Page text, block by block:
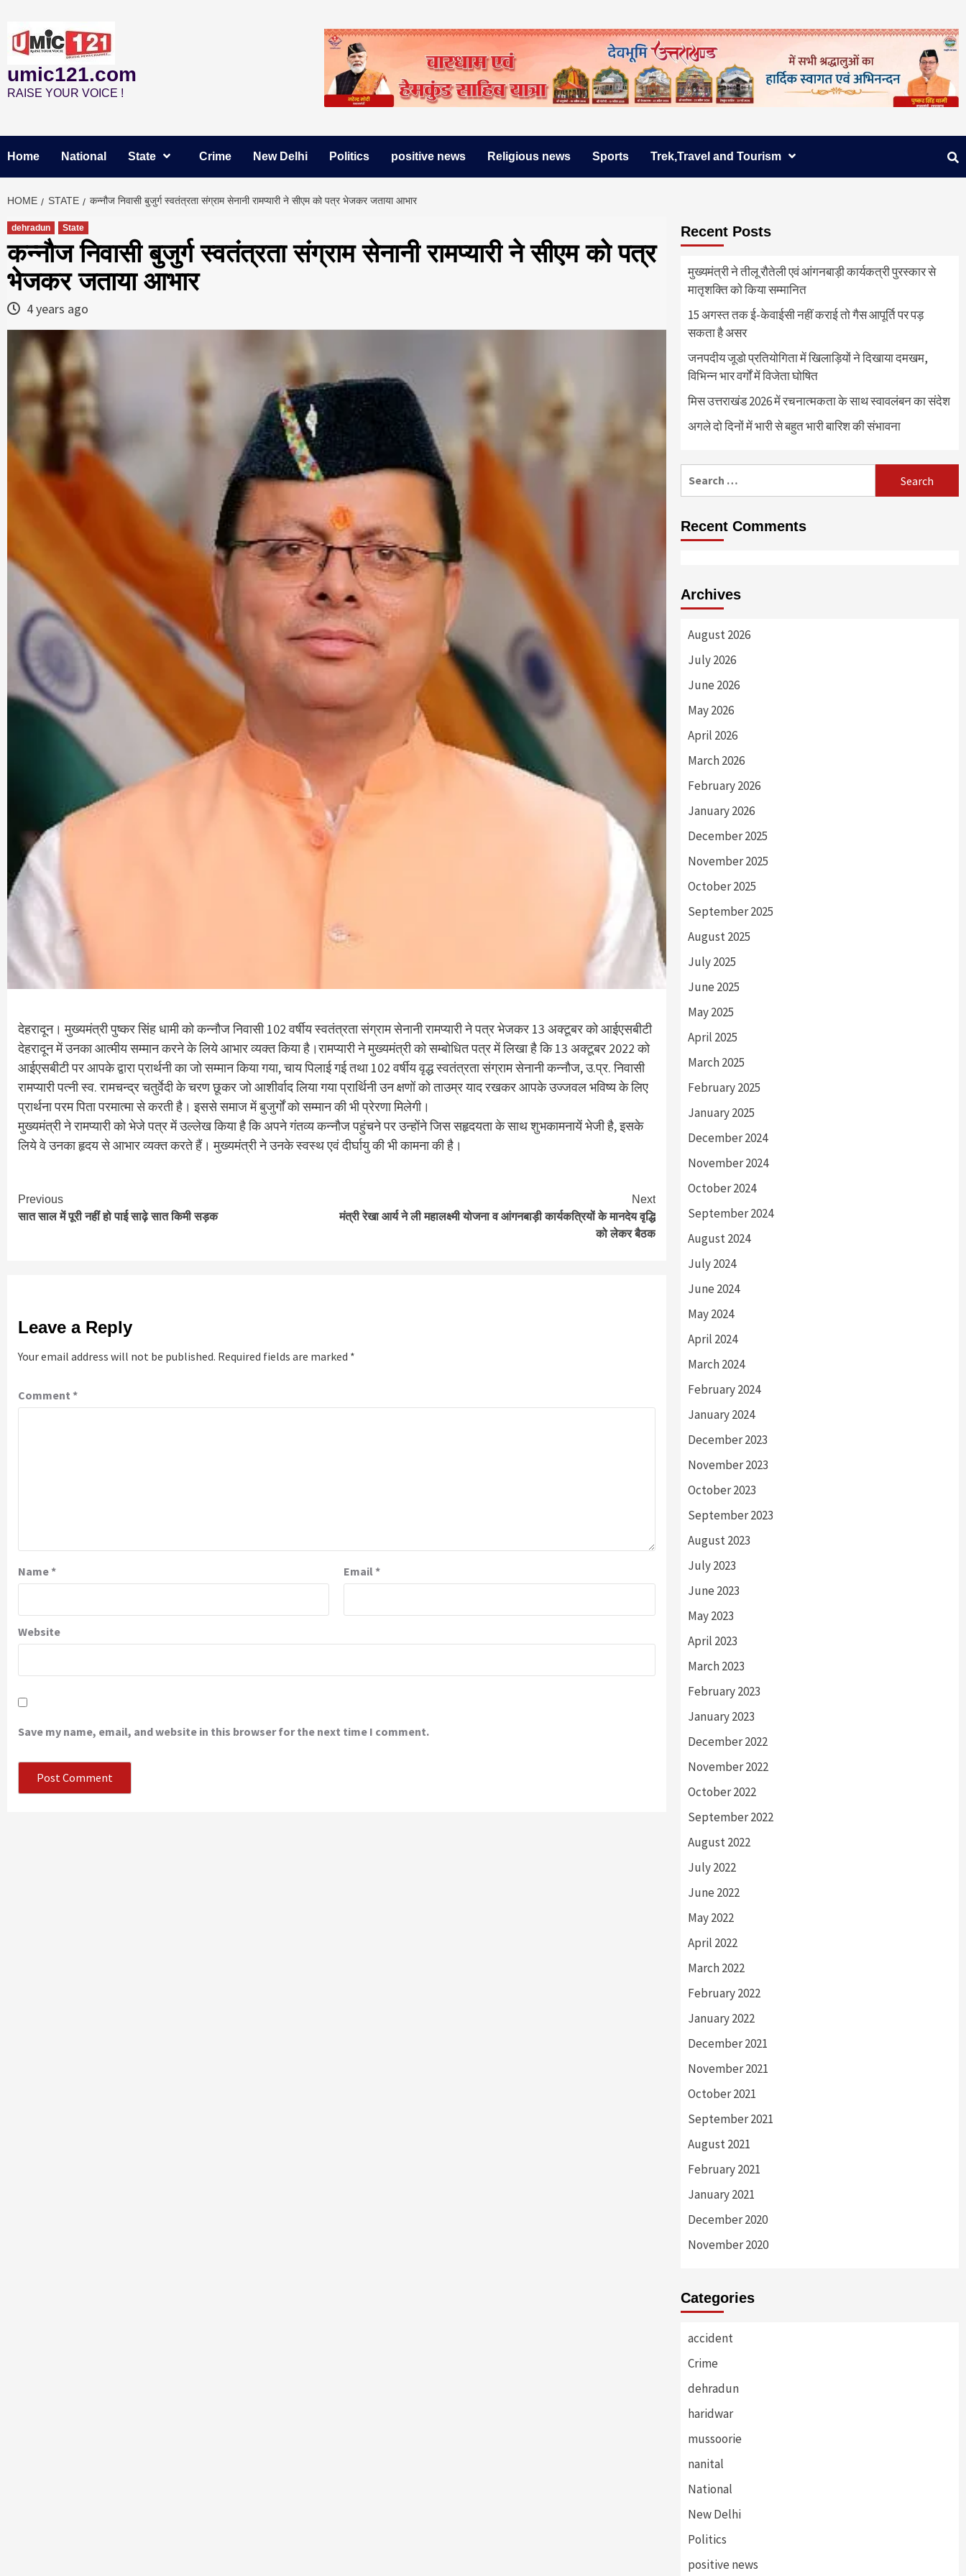
content
umic121.com
RAISE YOUR VOICE !
Home National State Crime New Delhi Politics positive news Religious news Sports Trek,Travel and Tourism
HOME STATE कन्नौज निवासी बुजुर्ग स्वतंत्रता संग्राम सेनानी रामप्यारी ने सीएम को पत्र भेजकर जताया आभार
dehradun State
कन्नौज निवासी बुजुर्ग स्वतंत्रता संग्राम सेनानी रामप्यारी ने सीएम को पत्र
भेजकर जताया आभार
4 years ago
देहरादून। मुख्यमंत्री पुष्कर सिंह धामी को कन्नौज निवासी 102 वर्षीय स्वतंत्रता संग्राम सेनानी रामप्यारी ने पत्र भेजकर 13 अक्टूबर को आईएसबीटी
देहरादून में उनका आत्मीय सम्मान करने के लिये आभार व्यक्त किया है।रामप्यारी ने मुख्यमंत्री को सम्बोधित पत्र में लिखा है कि 13 अक्टूबर 2022 को
आईएसबीटी पर आपके द्वारा प्रार्थनी का जो सम्मान किया गया, चाय पिलाई गई तथा 102 वर्षीय वृद्ध स्वतंत्रता संग्राम सेनानी कन्नौज, उ.प्र. निवासी
रामप्यारी पत्नी स्व. रामचन्द्र चतुर्वेदी के चरण छूकर जो आशीर्वाद लिया गया प्रार्थिनी उन क्षणों को ताउम्र याद रखकर आपके उज्जवल भविष्य के लिए
प्रार्थना परम पिता परमात्मा से करती है। इससे समाज में बुजुर्गों को सम्मान की भी प्रेरणा मिलेगी।
मुख्यमंत्री ने रामप्यारी को भेजे पत्र में उल्लेख किया है कि अपने गंतव्य कन्नौज पहुंचने पर उन्होंने जिस सहृदयता के साथ शुभकामनायें भेजी है, इसके
लिये वे उनका हृदय से आभार व्यक्त करते हैं। मुख्यमंत्री ने उनके स्वस्थ एवं दीर्घायु की भी कामना की है।
Continue
Reading
Previous
सात साल में पूरी नहीं हो पाई साढ़े सात किमी सड़क
Next
मंत्री रेखा आर्य ने ली महालक्ष्मी योजना व आंगनबाड़ी कार्यकत्रियों के मानदेय वृद्धि
को लेकर बैठक
Leave a Reply
Your email address will not be published. Required fields are marked *
Comment *
Name* Email*
Website
Save my name, email, and website in this browser for the next time I comment.
Recent Posts
मुख्यमंत्री ने तीलू रौतेली एवं आंगनबाड़ी कार्यकत्री पुरस्कार से
मातृशक्ति को किया सम्मानित
15 अगस्त तक ई-केवाईसी नहीं कराई तो गैस आपूर्ति पर पड़
सकता है असर
जनपदीय जूडो प्रतियोगिता में खिलाड़ियों ने दिखाया दमखम,
विभिन्न भार वर्गों में विजेता घोषित
मिस उत्तराखंड 2026 में रचनात्मकता के साथ स्वावलंबन का संदेश
अगले दो दिनों में भारी से बहुत भारी बारिश की संभावना
Recent Comments
Archives
August 2026
July 2026
June 2026
May 2026
April 2026
March 2026
February 2026
January 2026
December 2025
November 2025
October 2025
September 2025
August 2025
July 2025
June 2025
May 2025
April 2025
March 2025
February 2025
January 2025
December 2024
November 2024
October 2024
September 2024
August 2024
July 2024
June 2024
May 2024
April 2024
March 2024
February 2024
January 2024
December 2023
November 2023
October 2023
September 2023
August 2023
July 2023
June 2023
May 2023
April 2023
March 2023
February 2023
January 2023
December 2022
November 2022
October 2022
September 2022
August 2022
July 2022
June 2022
May 2022
April 2022
March 2022
February 2022
January 2022
December 2021
November 2021
October 2021
September 2021
August 2021
February 2021
January 2021
December 2020
November 2020
Categories
accident
Crime
dehradun
haridwar
mussoorie
nanital
National
New Delhi
Politics
positive news